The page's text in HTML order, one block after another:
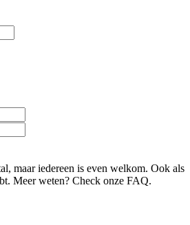
maar iedereen is even welkom. Ook als
Meer weten? Check onze FAQ.